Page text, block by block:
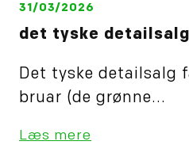
31/03/2026
det tyske
Det tyske detailsalg
bruar (de grønne...
Læs mere